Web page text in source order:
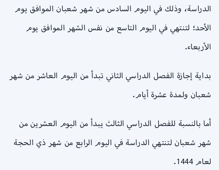
الدراسة، وذلك في اليوم السادس من شهر شعبان الموافق يوم
الأحد؛ لتنتهي في اليوم التاسع من نفس الشهر الموافق يوم
الأربعاء.
بداية إجازة الفصل الدراسي الثاني تبدأ من اليوم العاشر من شهر
شعبان ولمدة عشرة أيام.
أما بالنسبة للفصل الدراسي الثالث يبدأ من اليوم العشرين من
شهر شعبان لتنتهي الدراسة في اليوم الرابع من شهر ذي الحجة
لعام 1444.